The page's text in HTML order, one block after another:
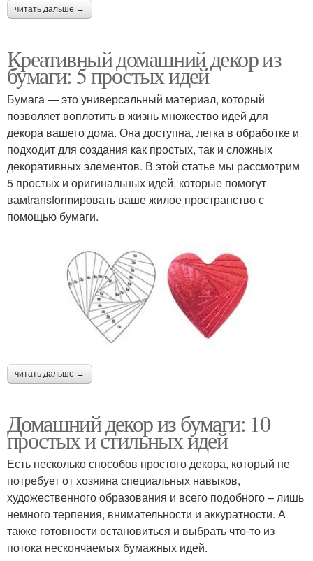
читать дальше →
Креативный домашний декор из
бумаги: 5 простых идей
Бумага — это универсальный материал, который
позволяет воплотить в жизнь множество идей для
декора вашего дома. Она доступна, легка в обработке и
подходит для создания как простых, так и сложных
декоративных элементов. В этой статье мы рассмотрим
5 простых и оригинальных идей, которые помогут
вамtransformировать ваше жилое пространство с
помощью бумаги.
читать дальше →
Домашний декор из бумаги: 10
простых и стильных идей
Есть несколько способов простого декора, который не
потребует от хозяина специальных навыков,
художественного образования и всего подобного – лишь
немного терпения, внимательности и аккуратности. А
также готовности остановиться и выбрать что-то из
потока нескончаемых бумажных идей.